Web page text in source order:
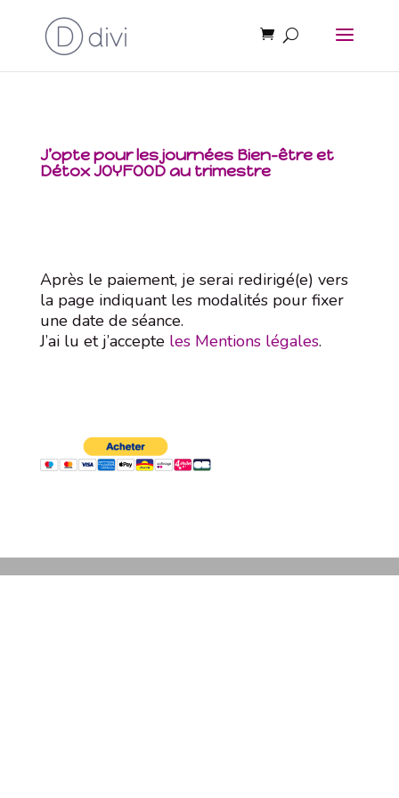
J’opte pour les journées Bien-être et
Détox JOYFOOD au trimestre
Après le paiement, je serai redirigé(e) vers
la page indiquant les modalités pour fixer
une date de séance.
J’ai lu et j’accepte les Mentions légales.